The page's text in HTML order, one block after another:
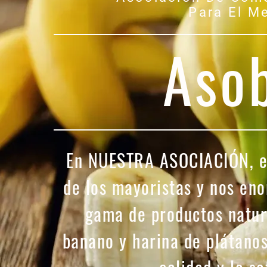
Para El
En NUESTRA
de los mayoristas y nos
gama de productos
banano y harina de